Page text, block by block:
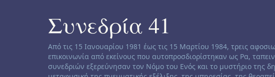
Συνεδρία 41
Channeling disclaimer:
Από τις 15 Ιανουαρίου 1981 έως τις 15 Μαρτίου 1984, τρεις
επικοινωνία από εκείνους που αυτοπροσδιορίστηκαν ως Ρα,
συνεδριών εξερεύνησαν τον Νόμο του Ενός και το μυστήριο της